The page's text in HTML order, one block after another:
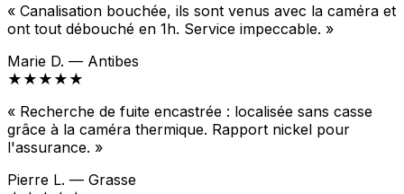
« Canalisation bouchée, ils sont venus avec la caméra et
ont tout débouché en 1h. Service impeccable. »
Marie D. — Antibes
★★★★★
« Recherche de fuite encastrée : localisée sans casse
grâce à la caméra thermique. Rapport nickel pour
l'assurance. »
Pierre L. — Grasse